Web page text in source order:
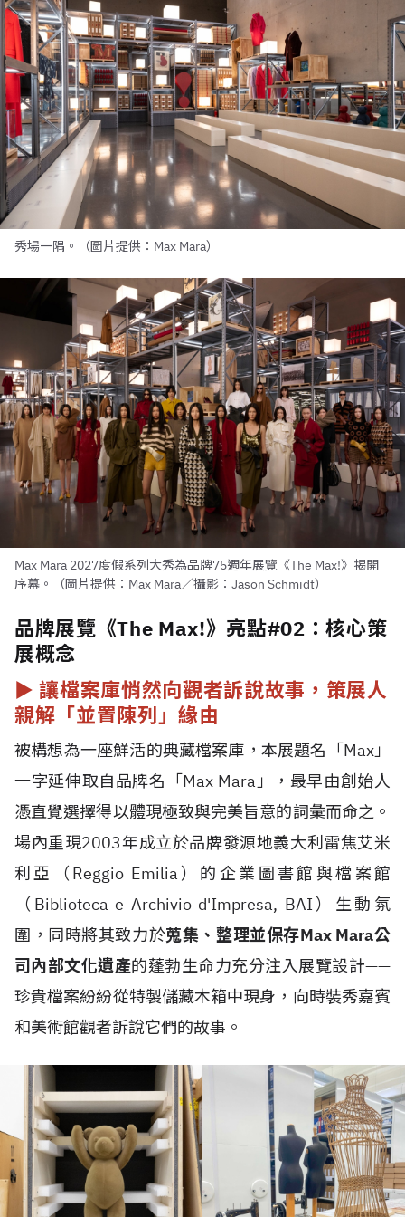
秀場一隅。（圖片提供：Max Mara）
Max Mara 2027度假系列大秀為品牌75週年展覽《The Max!》揭開
序幕。（圖片提供：Max Mara／攝影：Jason Schmidt）
品牌展覽《The Max!》亮點#02：核心策
展概念
► 讓檔案庫悄然向觀者訴說故事，策展人
親解「並置陳列」緣由
被構想為一座鮮活的典藏檔案庫，本展題名「Max」
一字延伸取自品牌名「Max Mara」，最早由創始人
憑直覺選擇得以體現極致與完美旨意的詞彙而命之。
場內重現2003年成立於品牌發源地義大利雷焦艾米
利亞（Reggio Emilia）的企業圖書館與檔案館
（Biblioteca e Archivio d'Impresa, BAI）生動氛
圍，同時將其致力於蒐集、整理並保存Max Mara公
司內部文化遺產的蓬勃生命力充分注入展覽設計——
珍貴檔案紛紛從特製儲藏木箱中現身，向時裝秀嘉賓
和美術館觀者訴說它們的故事。